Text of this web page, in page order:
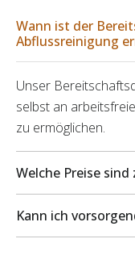
Wann ist der
Abflussreinigung
Unser
selbst an
zu ermöglichen.
Welche Preise
Kann ich